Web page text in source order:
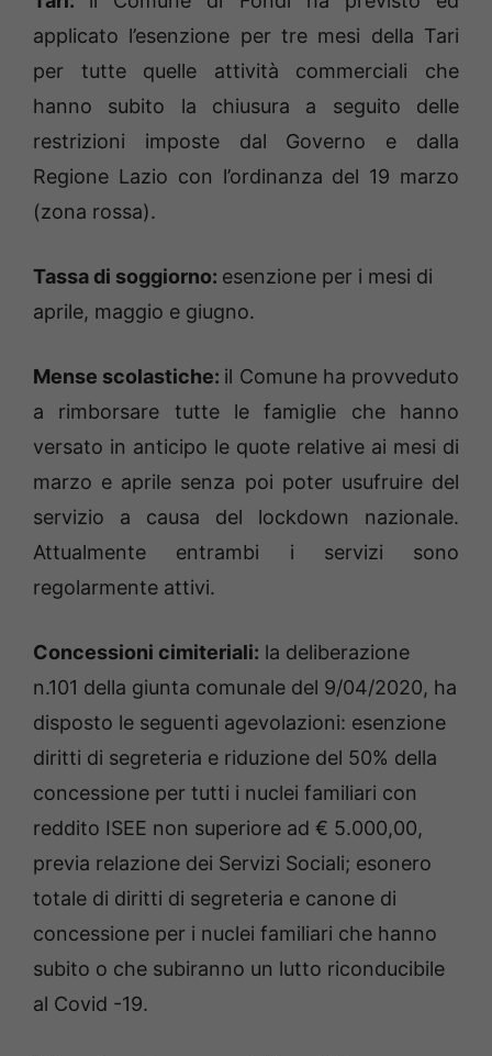
applicato l’esenzione per tre mesi della Tari
per tutte quelle attività commerciali che
hanno subito la chiusura a seguito delle
restrizioni imposte dal Governo e dalla
Regione Lazio con l’ordinanza del 19 marzo
(zona rossa).
Tassa di soggiorno: esenzione per i mesi di
aprile, maggio e giugno.
Mense scolastiche: il Comune ha provveduto
a rimborsare tutte le famiglie che hanno
versato in anticipo le quote relative ai mesi di
marzo e aprile senza poi poter usufruire del
servizio a causa del lockdown nazionale.
Attualmente entrambi i servizi sono
regolarmente attivi.
Concessioni cimiteriali: la deliberazione
n.101 della giunta comunale del 9/04/2020, ha
disposto le seguenti agevolazioni: esenzione
diritti di segreteria e riduzione del 50% della
concessione per tutti i nuclei familiari con
reddito ISEE non superiore ad € 5.000,00,
previa relazione dei Servizi Sociali; esonero
totale di diritti di segreteria e canone di
concessione per i nuclei familiari che hanno
subito o che subiranno un lutto riconducibile
al Covid -19.